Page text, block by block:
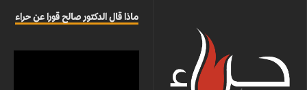
ماذا قال الدكتور صالح قورا عن حراء